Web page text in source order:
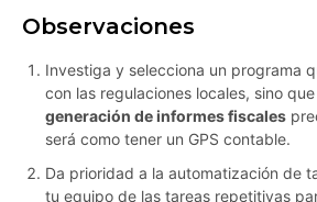
Observaciones
Investiga y selecciona un programa
con las regulaciones locales, sino
generación de informes fiscales
será como tener un GPS contable.
Da prioridad a la automatización de
tu equipo de las tareas repetitivas